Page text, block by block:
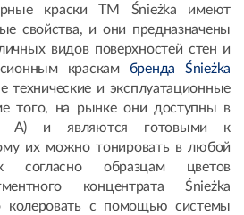
краски ТМ Śnieżka имеют
свойства, и они предназначены
видов поверхностей стен и
краскам бренда Śnieżka
технические и эксплуатационные
того, на рынке они доступны в
А) и являются готовыми к
их можно тонировать в любой
согласно образцам цветов
концентрата Śnieżka
колеровать с помощью системы